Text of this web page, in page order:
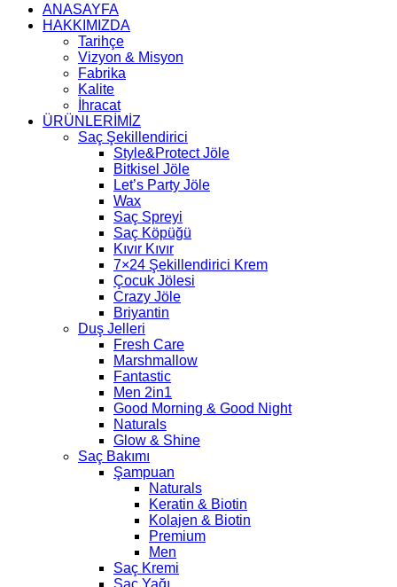
ANASAYFA
HAKKIMIZDA
Tarihçe
Vizyon & Misyon
Fabrika
Kalite
İhracat
ÜRÜNLERİMİZ
Saç Şekillendirici
Style&Protect Jöle
Bitkisel Jöle
Let’s Party Jöle
Wax
Saç Spreyi
Saç Köpüğü
Kıvır Kıvır
7×24 Şekillendirici Krem
Çocuk Jölesi
Crazy Jöle
Briyantin
Duş Jelleri
Fresh Care
Marshmallow
Fantastic
Men 2in1
Good Morning & Good Night
Naturals
Glow & Shine
Saç Bakımı
Şampuan
Naturals
Keratin & Biotin
Kolajen & Biotin
Premium
Men
Saç Kremi
Saç Yağı